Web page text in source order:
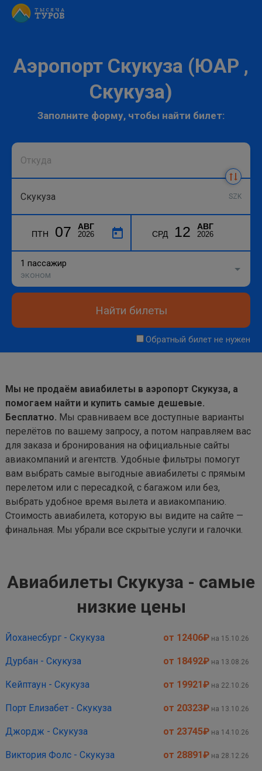
Аэропорт Скукуза (ЮАР ,
Скукуза)
Заполните форму, чтобы найти билет:
SZK
ПТН 07 АВГ
2026 СРД 12 АВГ
2026
1 пассажир
эконом
Найти билеты
Обратный билет не нужен
Мы не продаём авиабилеты в аэропорт Скукуза, а
помогаем найти и купить самые дешевые.
Бесплатно. Мы сравниваем все доступные варианты
перелётов по вашему запросу, а потом направляем вас
для заказа и бронирования на официальные сайты
авиакомпаний и агентств. Удобные фильтры помогут
вам выбрать самые выгодные авиабилеты с прямым
перелетом или с пересадкой, с багажом или без,
выбрать удобное время вылета и авиакомпанию.
Стоимость авиабилета, которую вы видите на сайте —
финальная. Мы убрали все скрытые услуги и галочки.
Авиабилеты Скукуза - самые
низкие цены
Йоханесбург - Скукуза от 12406₽ на 15.10.26
Дурбан - Скукуза от 18492₽ на 13.08.26
Кейптаун - Скукуза от 19921₽ на 22.10.26
Порт Елизабет - Скукуза от 20323₽ на 13.10.26
Джордж - Скукуза от 23745₽ на 14.10.26
Виктория Фолс - Скукуза от 28891₽ на 28.12.26